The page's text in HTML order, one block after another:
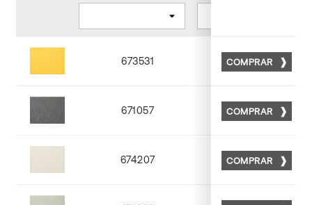
673531
Matt 31
COMPRAR
671057
Matt 57
COMPRAR
674207
Matt 07
COMPRAR